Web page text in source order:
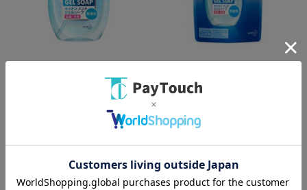
ビオレUキッチンハンドジェル
バリエーション：なし
ビオレUキッチンハンドジェル
￥393
バリエーション：なし